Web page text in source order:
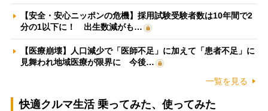
【安全・安心ニッポンの危機】採用試験受験者数は10年間で2
分の1以下に！ 出生数減がも…
【医療崩壊】人口減少で「医師不足」に加えて「患者不足」に
見舞われ地域医療が限界に 今後…
一覧を見る
快適クルマ生活 乗ってみた、使ってみた